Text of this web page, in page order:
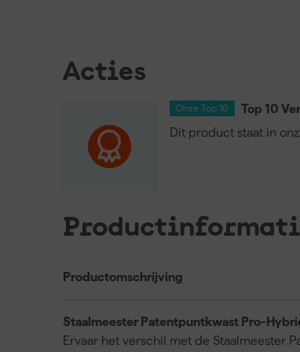
Acties
Onze Top 10
Top 10
Dit product staat in
Productomschrijving
Staalmeester Patentpuntkwast Pro-
Ervaar het verschil met de Staalmeester